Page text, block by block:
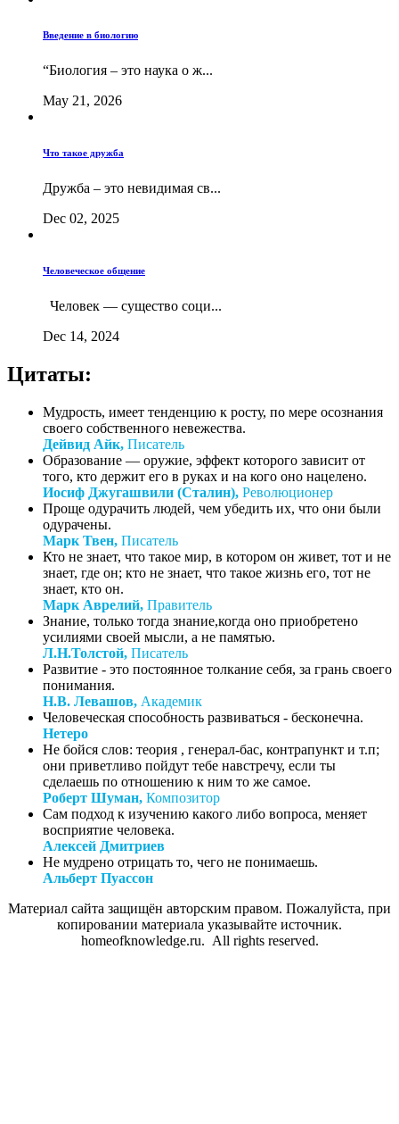
Введение в биологию
“Биология – это наука о ж...
May 21, 2026
Что такое дружба
Дружба – это невидимая св...
Dec 02, 2025
Человеческое общение
Человек — существо соци...
Dec 14, 2024
Цитаты:
Мудрость, имеет тенденцию к росту, по мере осознания
своего собственного невежества.
Дейвид Айк, Писатель
Образование — оружие, эффект которого зависит от
того, кто держит его в руках и на кого оно нацелено.
Иосиф Джугашвили (Сталин), Революционер
Проще одурачить людей, чем убедить их, что они были
одурачены.
Марк Твен, Писатель
Кто не знает, что такое мир, в котором он живет, тот и не
знает, где он; кто не знает, что такое жизнь его, тот не
знает, кто он.
Марк Аврелий, Правитель
Знание, только тогда знание,когда оно приобретено
усилиями своей мысли, а не памятью.
Л.Н.Толстой, Писатель
Развитие - это постоянное толкание себя, за грань своего
понимания.
Н.В. Левашов, Академик
Человеческая способность развиваться - бесконечна.
Нетеро
Не бойся слов: теория , генерал-бас, контрапункт и т.п;
они приветливо пойдут тебе навстречу, если ты
сделаешь по отношению к ним то же самое.
Роберт Шуман, Композитор
Сам подход к изучению какого либо вопроса, меняет
восприятие человека.
Алексей Дмитриев
Не мудрено отрицать то, чего не понимаешь.
Альберт Пуассон
Материал сайта защищён авторским правом. Пожалуйста, при
копировании материала указывайте источник.
homeofknowledge.ru. All rights reserved.